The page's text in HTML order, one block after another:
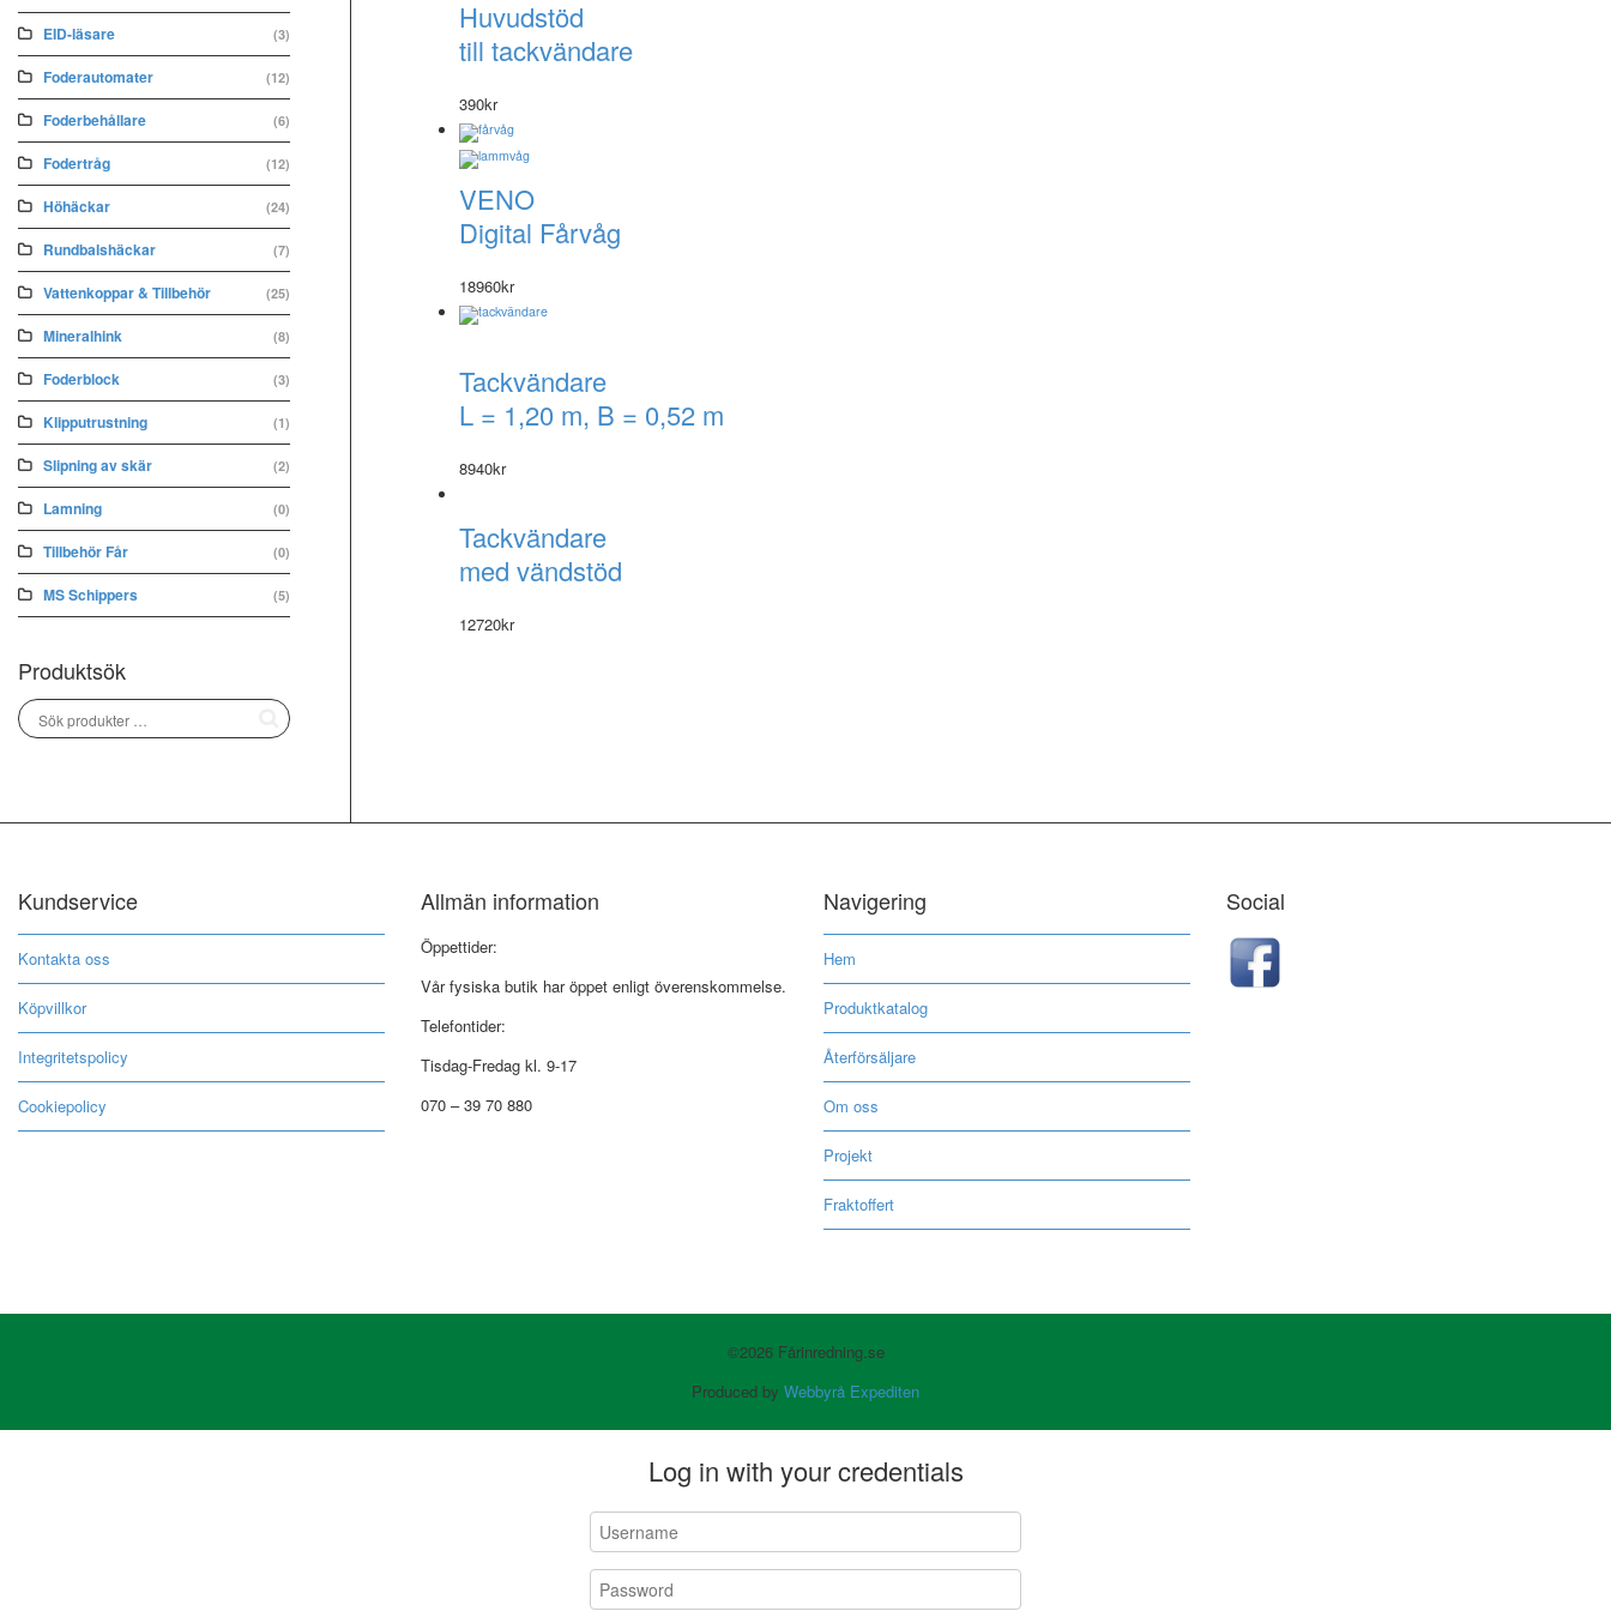
Huvudstöd
till tackvändare
390kr
VENO
Digital Fårvåg
18960kr
Tackvändare
L = 1,20 m, B = 0,52 m
8940kr
Tackvändare
med vändstöd
12720kr
EID-läsare (3)
Foderautomater (12)
Foderbehållare (6)
Fodertråg (12)
Höhäckar (24)
Rundbalshäckar (7)
Vattenkoppar & Tillbehör (25)
Mineralhink (8)
Foderblock (3)
Klipputrustning (1)
Slipning av skär (2)
Lamning (0)
Tillbehör Får (0)
MS Schippers (5)
Produktsök
Kundservice
Kontakta oss
Köpvillkor
Integritetspolicy
Cookiepolicy
Allmän information
Öppettider:
Vår fysiska butik har öppet enligt överenskommelse.
Telefontider:
Tisdag-Fredag kl. 9-17
070 – 39 70 880
Navigering
Hem
Produktkatalog
Återförsäljare
Om oss
Projekt
Fraktoffert
Social
©2026 Fårinredning.se
Produced by Webbyrå Expediten
Log in with your credentials